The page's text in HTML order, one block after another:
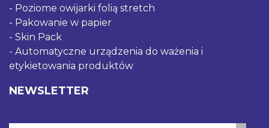
Poziome owijarki folią stretch
Pakowanie w papier
Skin Pack
Automatyczne urządzenia do ważenia i
etykietowania produktów
NEWSLETTER